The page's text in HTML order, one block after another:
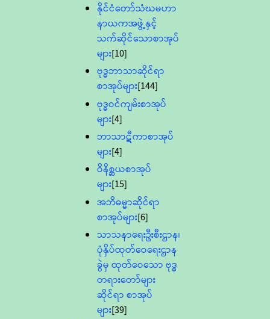
နိုင်ငံတော်သံဃမဟာ
နာယကအဖွဲ့နှင့်
သက်ဆိုင်သောစာအုပ်
များ[10]
ဗုဒ္ဓဘာသာဆိုင်ရာ
စာအုပ်များ[144]
ဗုဒ္ဓဝင်ကျမ်းစာအုပ်
များ[4]
ဘာသာဋီကာစာအုပ်
များ[4]
ဝိနိစ္ဆယစာအုပ်
များ[15]
အဘိဓမ္မာဆိုင်ရာ
စာအုပ်များ[6]
သာသနာရေးဦးစီးဌာန၊
ပုံနှိပ်ထုတ်ဝေရေးဌာန
ခွဲမှ ထုတ်ဝေသော ဗုဒ္ဓ
တရားတော်များ
ဆိုင်ရာ စာအုပ်
များ[39]